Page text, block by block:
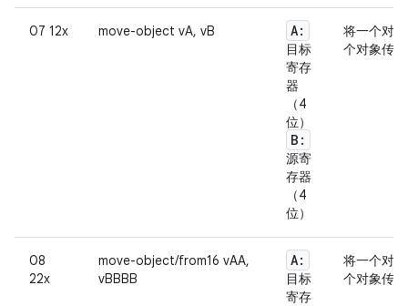
07 12x move-object vA, vB A:
目标
寄存
器
（4
位）
B:
源寄
存器
（4
位）
将一个对
个对象传
08
22x
move-object/from16 vAA,
vBBBB
A:
目标
寄存
将一个对
个对象传